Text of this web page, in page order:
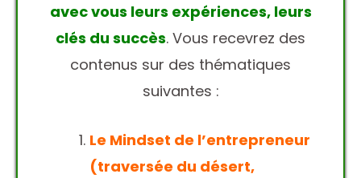
avec vous leurs expériences, leurs
clés du succès. Vous recevrez des
contenus sur des thématiques
suivantes :
Le Mindset de l’entrepreneur
(traversée du désert,